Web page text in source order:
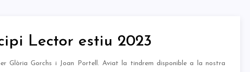
Lector estiu 2023
Glòria Gorchs i Joan Portell. Aviat la tindrem disponible a la nostra